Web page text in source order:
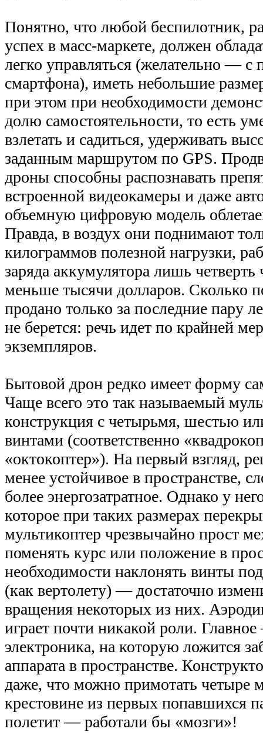
Понятно, что любой беспилотник,
успех в масс-маркете, должен
легко управляться (желательно — с
смартфона), иметь небольшие
при этом при необходимости
долю самостоятельности, то есть
взлетать и садиться, удерживать
заданным маршрутом по GPS.
дроны способны распознавать
встроенной видеокамеры и даже
объемную цифровую модель
Правда, в воздух они поднимают
килограммов полезной нагрузки,
заряда аккумулятора лишь четверть
меньше тысячи долларов. Сколько
продано только за последние пару
не берется: речь идет по крайней
экземпляров.
Бытовой дрон редко имеет форму
Чаще всего это так называемый
конструкция с четырьмя, шестью
винтами (соответственно
«октокоптер»). На первый взгляд,
менее устойчивое в пространстве,
более энергозатратное. Однако у
которое при таких размерах
мультикоптер чрезвычайно прост
поменять курс или положение в
необходимости наклонять винты
(как вертолету) — достаточно
вращения некоторых из них.
играет почти никакой роли.
электроника, на которую ложится
аппарата в пространстве.
даже, что можно примотать четыре
крестовине из первых попавшихся
полетит — работали бы «мозги»!